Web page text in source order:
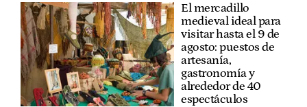
El mercadillo
medieval ideal para
visitar hasta el 9 de
agosto: puestos de
artesanía,
gastronomía y
alrededor de 40
espectáculos